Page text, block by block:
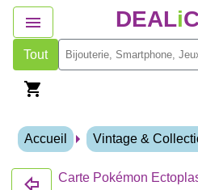
DEALi
Tout
Accueil Vintage &
Carte Pokémon